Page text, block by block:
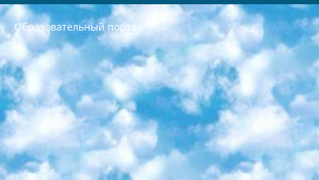
Образовательный портал
РЕСПУБЛИКА УЗБЕКИСТАН МИНИСТРЕРСТВО ДОШКОЛЬНОГО И ШКОЛЬНОГО ОБРАЗОВАНИЯ КОМАНДА в общеобразовательных учреждениях в 2023-2024 учебном году организация и проведение итоговой государственной аттестации обучающихся о Министра дошкольного и школьного образования Республики Узбекистан от 4 марта 2008 года (постановлением Минюста от 20 марта 2008 года № 1778 государственной регистрации) «Итоговое состояние учащихся общего среднего образования на основании положения об утверждении положения об аттестации общего среднего образования выпускной экзамен студентов в образовательных учреждениях в 2023-2024 учебном году В целях организации и прохождения аттестации приказываю: 1. Следующее: перечень предметов, по которым будет проводиться итоговая государственная аттестация и экзамен формы перевода согласно приложению 1; сертификаты международного образца, оценивающие уровень владения иностранными языками перечень согласно приложению 2; 2. Педагогический при специализированных образовательных учреждениях. научно-практический центр квалификации и международной оценки (Д.Давидова) 2024 г. До 25 марта: задания по предметам, по которым будет проводиться итоговая аттестация разработка и утверждение технических условий; итоговая аттестация на основании разработанного предметного задания разработка вопросов по предметам (устно и письменно), экзамен передача; общеобразовательные средние школы и специальные учебные заведения учащиеся выпускных классов школ и интернатов в агентской системе подготовка базы данных экзаменационных материалов и критериев оценки; перевод базы экзаменационных материалов на все языки обучения подать в Республиканский образовательный центр для изготовления; варианты экзаменов на основе разработанных контрольных материалов пусть будут поставлены задачи формирования. 3. Республиканский образовательный центр (Ш.Худайкулов) до 5 апреля 2024 года. до: база данных предоставленных экзаменационных материалов на все языки обучения перевод и экспертиза; для слепых, слабовидящих, глухих, слабослышащих и умственно отсталых детей учащиеся выпускных классов специализированных школ и школ-интернатов база данных экзаменационных материалов на всех преподаваемых языках подготовка критериев оценки; специализированные школы для умственно отсталых детей и технологии для учащихся выпускных классов школ-интернатов разработка соответствующих рекомендаций и критериев проведения ЕГЭ по естествознанию давать задания. 4. Педагогический при специализированных образовательных учреждениях. Научно-практический центр навыков и международной оценки (Д.Давидова), Республика образовательный центр (Худайкулов Ш.) итоговый государственный аттестационный экзамен ориентирован на творческое и логическое мышление при подготовке базы материалов учитывать введение заданий. 5. Следует отметить, что: сертификат государственного образца о знании общеобразовательного предмета и как минимум национальный уровень B1 по предметам на иностранных языках, указанным в Приложении 2. или международно признанный сертификат эквивалентного уровня студенты, изучающие определенный предмет, освобождаются от экзамена; по соответствующим предметам запланирована итоговая государственная аттестация за день до дня, путем жеребьевки Рабочей группой (в письменной форме по предметам, проводимым в форме) из числа сформированных вариантов выбрано 2 варианта; 2 выбранных варианта экзамена анонсированы на официальном сайте министерства и все выпускники по всей стране на основе этих вариантов проводит итоговую государственную аттестацию. 6. Государственное образование учащихся средних общеобразовательных учреждений. знания в соответствии с квалификационными требованиями, которые необходимо приобрести на основании стандартов итоговый (выпускной) контроль для 9 и 11 классов в целях тестирования Экзамены (далее – экзамены) состоят из предметов, перечисленных в приложении 1. будет сделано. 7. Экзамены пройдут с 26 мая по 15 июня 2024 г. (кроме науки физического воспитания). 8. Физическая для учащихся 9 классов общесредних образовательных учреждений. Экзамены по предмету «Образование, квалификация медицина» 1-6 мая 2024 года. сотрудники перевести под присмотр (с отклонениями в физическом или умственном развитии) специализированная школа для детей, школы-интернаты и со сколиозом школы-интернаты санаторного типа для больных детей исключены). 9. Он был слепым, слабовидящим и имел нарушения опорно-двигательного аппарата. экзамены в специализированных школах и интернатах для детей должны проводиться исходя из требований, предъявляемых к общеобразовательным учреждениям (физкультура кроме науки). 10. Специализированная школа для глухих и слабослышащих детей. и экзамены в интернатах и быть реализован в виде письменного теста по математике. 11. Специальность для умственно отсталых детей. Для 9 класса Родной язык и литературное письмо Государственный язык (язык обучения – узбекский). для неклассов) написано Математическое письмо Письменная/устная история Узбекистана Физическое воспитание практично Итоговый контроль Для 11 класса Написание родного языка и литературы (эссе) Математическое письмо Узбекский язык (обучение на узбекском языке) не посещающее общее среднее образование для учреждений)/Образовательное учреждение выбор письменный и устный Иностранный язык письменный/устный Письменная/устная история Узбекистана *По выбору студента:  Химия  Физика  Основы государственного права  География 10 бесплатных образовательных ресурсов - Мы составили подборку онлайн-проектов с интерактивными упражнениями, видеолекциями и статьями. Они помогут вам обрести новые и освежить старые знания бесплатно. 1. «ИНТУИТ» Старейшая образовательная площадка Рунета. Здесь вы найдёте сотни текстовых и видеокурсов на десятки различных тем — от программирования до психологии. Многие курсы подготовлены российскими университетами и крупными международными компаниями вроде Intel и Microsoft. Самостоятельное обучение бесплатное, но желающие могут оплатить услуги персональных наставников. 2. «Смартия» знакомит с актуальными профессиями и подсказывает, как им обучаться. Выбрав заинтересовавшую вас специальность — SMM-специалист, фотограф, веб-дизайнер или другую, — увидите список необходимых для неё умений. Чтобы вы могли освоить их самостоятельно, для каждого умения площадка отображает подборку ссылок на учебные материалы. Хотя «Смартия» ориентируется на русскоязычную аудиторию, часть контента всё же доступна только на английском. 3. «Лекторий Физтеха» Проект Московского физико-технического института (Физтеха). С его помощью вы можете смотреть онлайн серии лекций, записанные на видео в этом вузе. В числе доступных предметов — физика, биология, химия, информационные технологии и другие. К некоторым лекциям администрация ресурса прилагает готовые конспекты, которые можно скачивать в PDF-формате. 4. ITMOcourses Онлайн-площадка Санкт-Петербургского национального исследовательского университета информационных технологий, механики и оптики (ИТМО). Ресурс предоставляет свободный доступ к курсам, разработанным в этом вузе. Каталог материалов разбит на четыре категории: «Оптические системы и технологии», «Приборостроение и робототехника», «Информационные технологии» и «Биотехнологии». Курсы состоят из видеолекций, интерактивных демонстраций и заданий. 5. «КиберЛенинка» Электронная научная библиотека открытого доступа. Каталог площадки регулярно обрастает текстами статей из различных научных изданий. Сгруппированные по журналам и рубрикам публикации можно читать онлайн или скачивать целиком в PDF-формате. Проект нацелен на популяризацию науки за счёт открытого доступа к качественной информации. 6. «ПостНаука» На этом ресурсе публикуют подборки видеолекций, составленные экспертами из разных отраслей и объединённые общими темами. Среди них, к примеру, есть серии «Биоинформатика и геномика», «Культура средневековой Скандинавии» и Cinema Studies о теории кино. Каждая подборка лекций — логически связанная история, рассказанная экспертом от первого лица. Кроме того, на сайте появляются научно-образовательные статьи и тесты на разные темы. 7. «Newочём» Команда проекта «Newочём» отбирает самые интересные тексты из англоязычных СМИ и переводит те из них, за которые голосуют участники сообщества «ВКонтакте». По большей части это научно-популярные статьи. Редакторы придумывают лишь заголовки, в остальном содержание переводов соответствует оригиналам. Полные тексты можно читать прямо в социальной сети. 8. InternetUrok Онлайн-база материалов по основным дисциплинам школьной программы. Информация на сайте структурирована по классам, предметам и темам (урокам). Каждый урок состоит из видеолекций и конспектов. Есть также интерактивные тренажёры и тесты для закрепления пройденного материала. Даже если вы давно окончили школу, возможность повторить программу старших классов всегда может пригодиться. 9. Edutainme Ещё один ресурс об образовании. В отличие от Newtonew, как мне кажется, Edutainme больше ориентируется на представителей индустрии: педагогов, предпринимателей, разработчиков образовательных проектов. Но и любой, кто просто стремится к саморазвитию, найдёт на сайте много полезного и интересного для себя. Например, информацию о новых курсах и образовательных сервисах. 10. Newtonew Онлайн-медиа об образовании и обучении в широком смысле. Авторы Newtonew пишут об инструментах, заведениях, тактиках и стратегиях, которые помогают учить других и получать новые знания самостоятельно. На этой площадке вы найдёте новости, обзоры, аналитические мат